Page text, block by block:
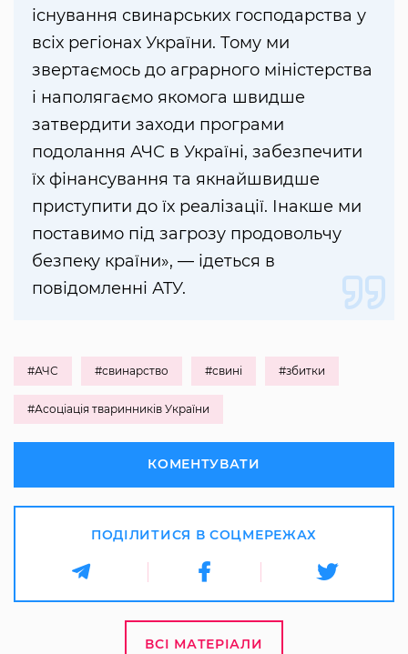
існування свинарських господарства у
всіх регіонах України. Тому ми
звертаємось до аграрного міністерства
і наполягаємо якомога швидше
затвердити заходи програми
подолання АЧС в Україні, забезпечити
їх фінансування та якнайшвидше
приступити до їх реалізації. Інакше ми
поставимо під загрозу продовольчу
безпеку країни», — ідеться в
повідомленні АТУ.
#АЧС #свинарство #свині #збитки
#Асоціація тваринників України
КОМЕНТУВАТИ
ПОДІЛИТИСЯ В СОЦМЕРЕЖАХ
ВСІ МАТЕРІАЛИ